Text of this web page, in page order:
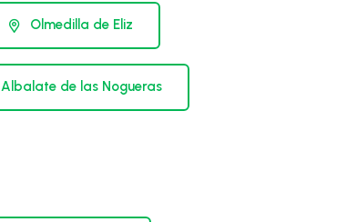
Olmedilla de Eliz
Albalate de las Nogueras